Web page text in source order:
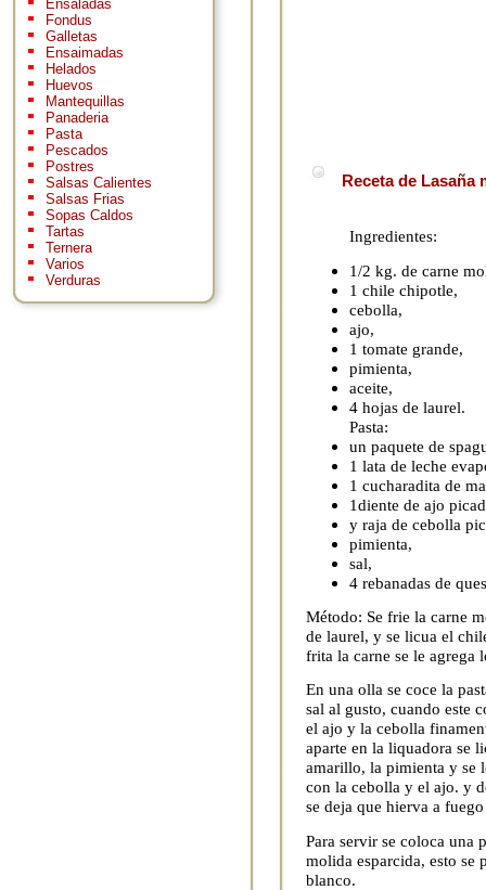
Ensaladas
Fondus
Galletas
Ensaimadas
Helados
Huevos
Mantequillas
Panaderia
Pasta
Pescados
Postres
Salsas Calientes
Salsas Frias
Sopas Caldos
Tartas
Ternera
Varios
Verduras
Receta de Lasaña
Ingredientes:
1/2 kg. de carne
1 chile chipotle,
cebolla,
ajo,
1 tomate grande,
pimienta,
aceite,
4 hojas de laurel.
Pasta:
un paquete de
1 lata de leche
1 cucharadita de
1diente de ajo
y raja de cebolla
pimienta,
sal,
4 rebanadas de
Método: Se frie la carne
de laurel, y se licua el
frita la carne se le agrega
En una olla se coce la
sal al gusto, cuando este
el ajo y la cebolla
aparte en la liquadora se
amarillo, la pimienta y se
con la cebolla y el ajo. y
se deja que hierva a
Para servir se coloca una
molida esparcida, esto se
blanco.